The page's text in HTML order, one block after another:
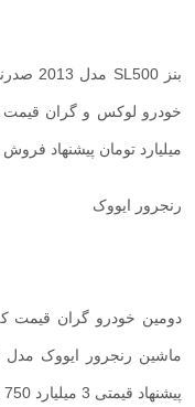
بنزSL500 مدل
میلیارد تومان پیشنهاد
رنجرور ایووک
دومین خودرو گران قیمت
پیشنهاد قیمتی 3 میلیارد 750 میلیون تومان به خود اختصاص داده است.